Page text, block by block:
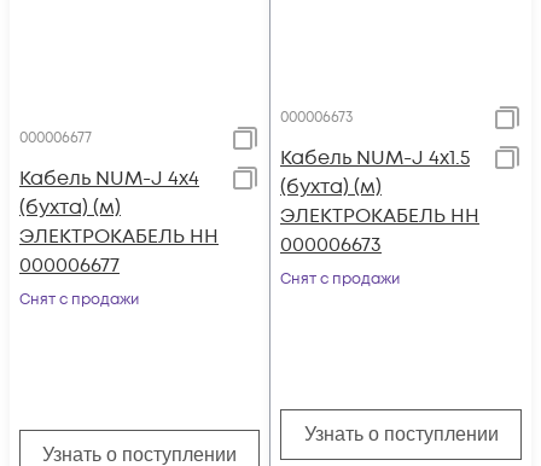
000006677
Кабель NUM-J 4х4
(бухта) (м)
ЭЛЕКТРОКАБЕЛЬ НН
000006677
Снят с продажи
Узнать о поступлении
000006673
Кабель NUM-J 4х1.5
(бухта) (м)
ЭЛЕКТРОКАБЕЛЬ НН
000006673
Снят с продажи
Узнать о поступлении